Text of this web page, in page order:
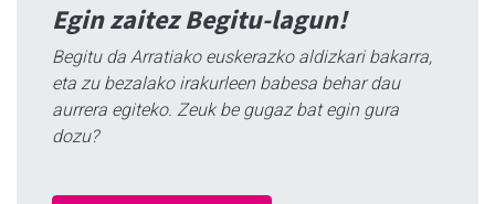
Egin zaitez Begitu-lagun!
Begitu da Arratiako euskerazko aldizkari bakarra,
eta zu bezalako irakurleen babesa behar dau
aurrera egiteko. Zeuk be gugaz bat egin gura
dozu?